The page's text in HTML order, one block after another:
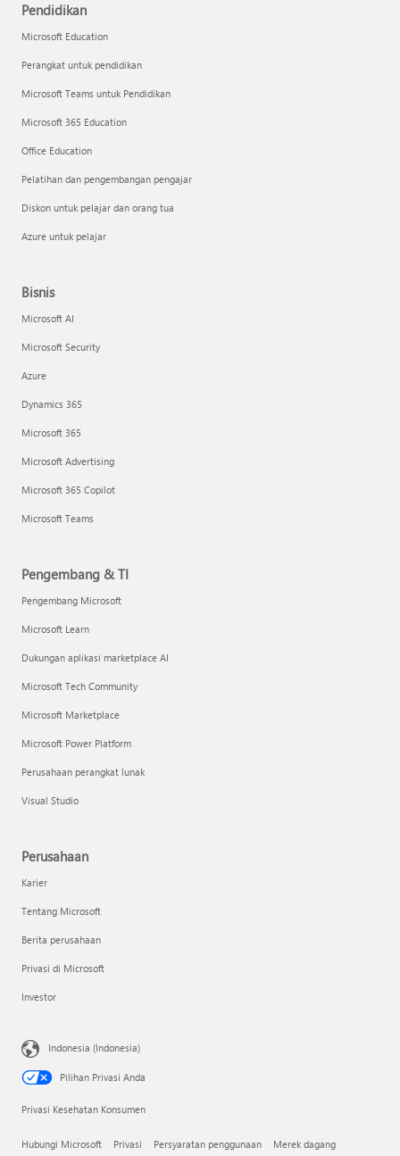
Pendidikan
Microsoft Education
Perangkat untuk pendidikan
Microsoft Teams untuk Pendidikan
Microsoft 365 Education
Office Education
Pelatihan dan pengembangan pengajar
Diskon untuk pelajar dan orang tua
Azure untuk pelajar
Bisnis
Microsoft AI
Microsoft Security
Azure
Dynamics 365
Microsoft 365
Microsoft Advertising
Microsoft 365 Copilot
Microsoft Teams
Pengembang & TI
Pengembang Microsoft
Microsoft Learn
Dukungan aplikasi marketplace AI
Microsoft Tech Community
Microsoft Marketplace
Microsoft Power Platform
Perusahaan perangkat lunak
Visual Studio
Perusahaan
Karier
Tentang Microsoft
Berita perusahaan
Privasi di Microsoft
Investor
Indonesia (Indonesia)
Pilihan Privasi Anda
Privasi Kesehatan Konsumen
Hubungi Microsoft Privasi Persyaratan penggunaan Merek dagang